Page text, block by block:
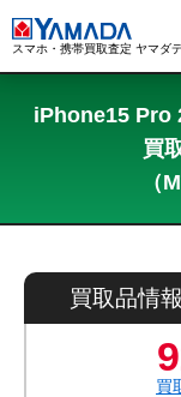
スマホ・携帯買取査定 ヤマダ
iPhone15 Pro
買
（
買取品情
買